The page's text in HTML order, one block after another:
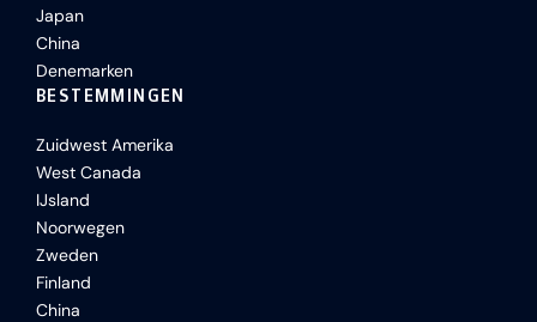
Japan
China
Denemarken
BESTEMMINGEN
Zuidwest Amerika
West Canada
IJsland
Noorwegen
Zweden
Finland
China